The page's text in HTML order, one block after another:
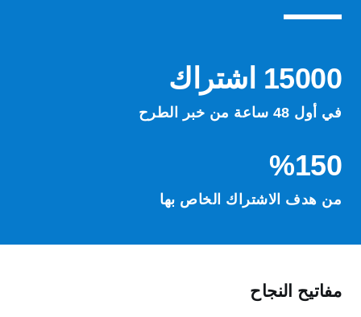
15000 اشتراك
في أول 48 ساعة من خبر الطرح
150‏%
من هدف الاشتراك الخاص بها
مفاتيح النجاح